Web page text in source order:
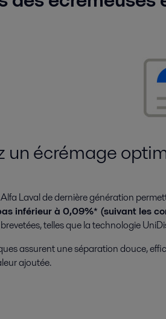
un écrémage
Laval de dernière génération
inférieur à 0,09%* (suivant les
telles que la technologie
assurent une séparation douce,
ajoutée.